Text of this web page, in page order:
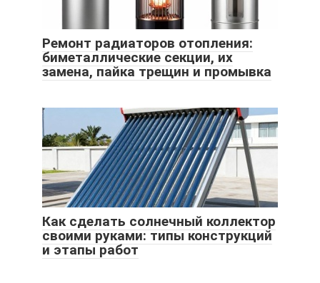
Ремонт радиаторов отопления:
биметаллические секции, их
замена, пайка трещин и промывка
Как сделать солнечный коллектор
своими руками: типы конструкций
и этапы работ